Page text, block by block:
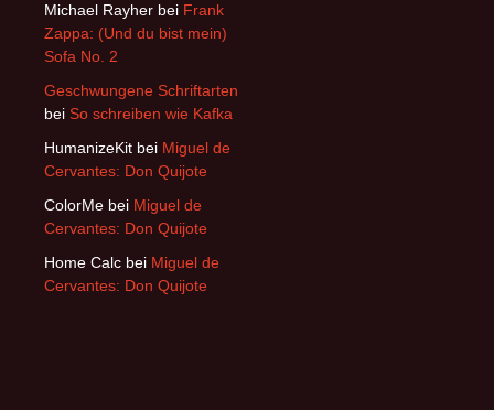
Michael Rayher bei Frank
Zappa: (Und du bist mein)
Sofa No. 2
Geschwungene Schriftarten
bei So schreiben wie Kafka
HumanizeKit bei Miguel de
Cervantes: Don Quijote
ColorMe bei Miguel de
Cervantes: Don Quijote
Home Calc bei Miguel de
Cervantes: Don Quijote